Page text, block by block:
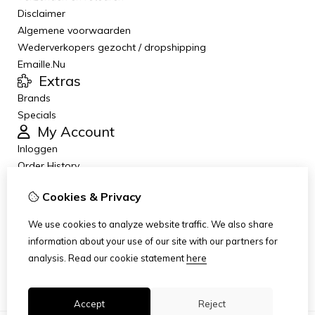
Disclaimer
Algemene voorwaarden
Wederverkopers gezocht / dropshipping
Emaille.Nu
Extras
Brands
Specials
My Account
Inloggen
Order History
Newsletter
Customer Service
Site Map
Cookies & Privacy
We use cookies to analyze website traffic. We also share
information about your use of our site with our partners for
analysis. Read our cookie statementhere
Accept Reject